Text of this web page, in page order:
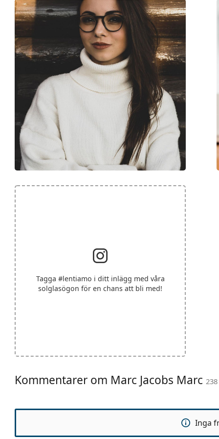
Tagga #lentiamo i ditt inlägg med våra
solglasögon för en chans att bli med!
Kommentarer om Marc Jacobs Marc
Inga